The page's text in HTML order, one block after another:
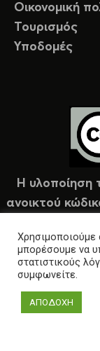
Οικονομική
Τουρισμός
Υποδομές
Η υλοποίηση
ανοικτού
Χρησιμοποιούμε
μπορέσουμε να
στατιστικούς
συμφωνείτε.
ΑΠΟΔΟΧΗ